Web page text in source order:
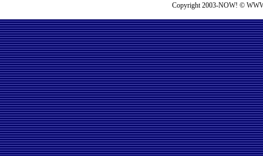
Copyright 2003-NOW! ©